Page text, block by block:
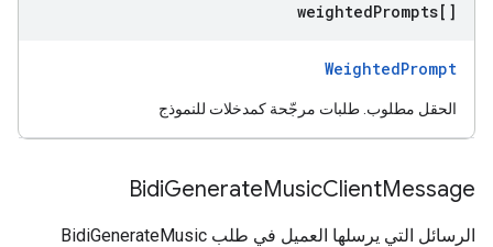
weightedPrompts[]
WeightedPrompt
الحقل مطلوب. طلبات مرجّحة كمدخلات للنموذج
BidiGenerateMusicClientMessage
الرسائل التي يرسلها العميل في طلب BidiGenerateMusic